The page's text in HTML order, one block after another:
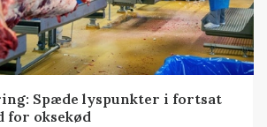
Spæde lyspunkter i fortsat
for oksekød